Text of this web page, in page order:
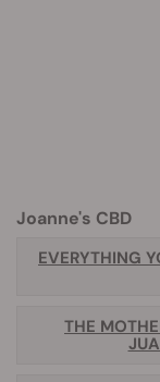
Joanne's CBD
EVERYTHING
THE